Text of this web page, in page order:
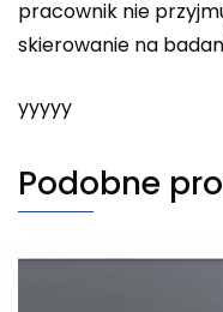
pracownik nie
skierowanie na
yyyyy
Podobne